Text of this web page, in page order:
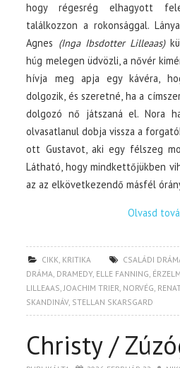
hogy régesrég elhagyott
találkozzon a rokonsággal.
Agnes (Inga Ibsdotter Lilleaas)
húg melegen üdvözli, a nővér
hívja meg apja egy kávéra,
dolgozik, és szeretné, ha a
dolgozó nő játszaná el. Nora
olvasatlanul dobja vissza a
ott Gustavot, aki egy félszeg
Látható, hogy mindkettőjükben
az az elkövetkezendő másfél
Olvasd
CIKK, KRITIKA CSALÁDI
DRÁMA, DRAMEDY, ELLE FANNING,
LILLEAAS,JOACHIM TRIER, NORVÉG,
SKANDINÁV, STELLAN SKARSGARD
Christy /